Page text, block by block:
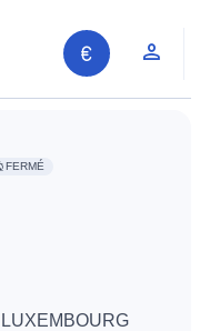
FERMÉ